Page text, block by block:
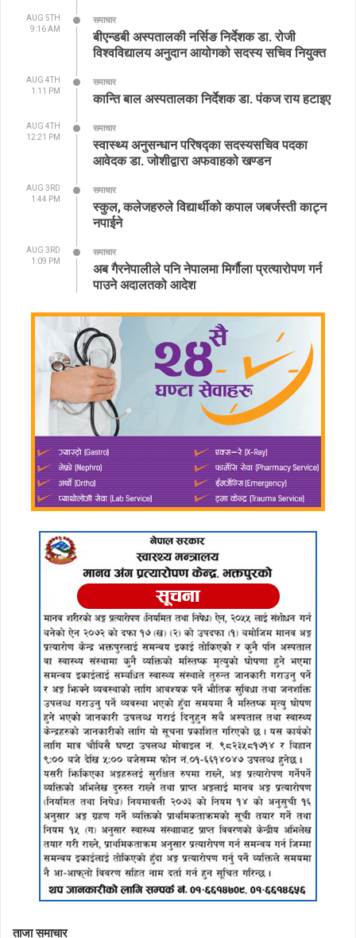
AUG 5TH
9:16 AM
समाचार
बीएन्डबी अस्पतालकी नर्सिङ निर्देशक डा. रोजी
विश्वविद्यालय अनुदान आयोगको सदस्य सचिव नियुक्त
AUG 4TH
1:11 PM
समाचार
कान्ति बाल अस्पतालका निर्देशक डा. पंकज राय हटाइए
AUG 4TH
12:21 PM
समाचार
स्वास्थ्य अनुसन्धान परिषद्का सदस्यसचिव पदका
आवेदक डा. जोशीद्वारा अफवाहको खण्डन
AUG 3RD
1:44 PM
समाचार
स्कुल, कलेजहरुले विद्यार्थीको कपाल जबर्जस्ती काट्न
नपाईने
AUG 3RD
1:09 PM
समाचार
अब गैरनेपालीले पनि नेपालमा मिर्गौला प्रत्यारोपण गर्न
पाउने अदालतको आदेश
ताजा समाचार